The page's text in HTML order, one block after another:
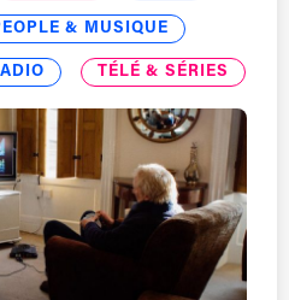
& MUSIQUE
TÉLÉ & SÉRIES